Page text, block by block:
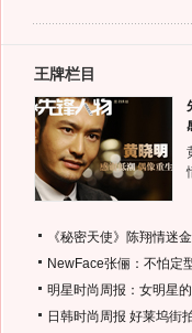
王牌栏目
《秘密天使》陈翔情迷
NewFace张俪：不怕定
明星时尚周报：女明星
日韩时尚周报 好莱坞街